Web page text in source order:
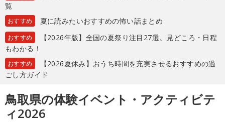
覧
おすすめ 夏に読みたいおすすめの怖い話まとめ
おすすめ
【2026年版】全国の夏祭り注目27選。見どころ・日程
もわかる！
おすすめ
【2026夏休み】おうち時間を充実させるおすすめの過
ごし方ガイド
鳥取県の体験イベント・アクティビテ
ィ2026